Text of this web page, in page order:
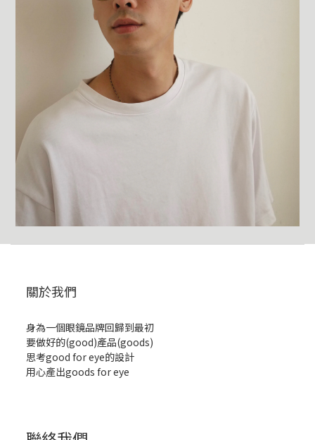
關於我們
身為一個眼鏡品牌回歸到最初
要做好的(good)產品(goods)
思考good for eye的設計
用心產出goods for eye